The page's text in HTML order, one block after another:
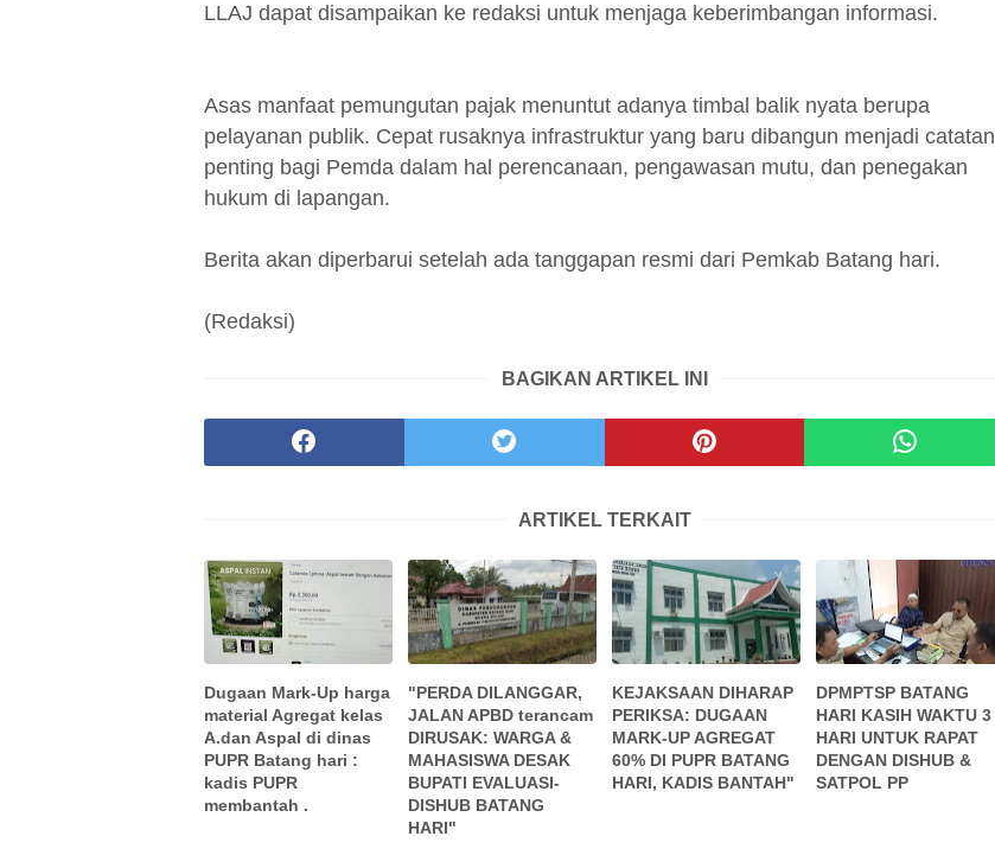
LLAJ dapat disampaikan ke redaksi untuk menjaga keberimbangan informasi.
Asas manfaat pemungutan pajak menuntut adanya timbal balik nyata berupa
pelayanan publik. Cepat rusaknya infrastruktur yang baru dibangun menjadi catatan
penting bagi Pemda dalam hal perencanaan, pengawasan mutu, dan penegakan
hukum di lapangan.
Berita akan diperbarui setelah ada tanggapan resmi dari Pemkab Batang hari.
(Redaksi)
BAGIKAN ARTIKEL INI
ARTIKEL TERKAIT
Dugaan Mark-Up harga
material Agregat kelas
A.dan Aspal di dinas
PUPR Batang hari :
kadis PUPR
membantah .
"PERDA DILANGGAR,
JALAN APBD terancam
DIRUSAK: WARGA &
MAHASISWA DESAK
BUPATI EVALUASI-
DISHUB BATANG
HARI"
KEJAKSAAN DIHARAP
PERIKSA: DUGAAN
MARK-UP AGREGAT
60% DI PUPR BATANG
HARI, KADIS BANTAH"
DPMPTSP BATANG
HARI KASIH WAKTU 3
HARI UNTUK RAPAT
DENGAN DISHUB &
SATPOL PP